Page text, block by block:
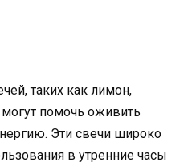
таких как лимон,
помочь оживить
Эти свечи широко
в утренние часы